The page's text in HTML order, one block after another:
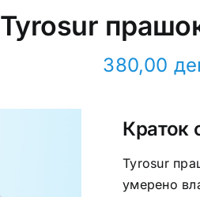
Tyrosur
380,00
Краток
Tyrosur
умерено